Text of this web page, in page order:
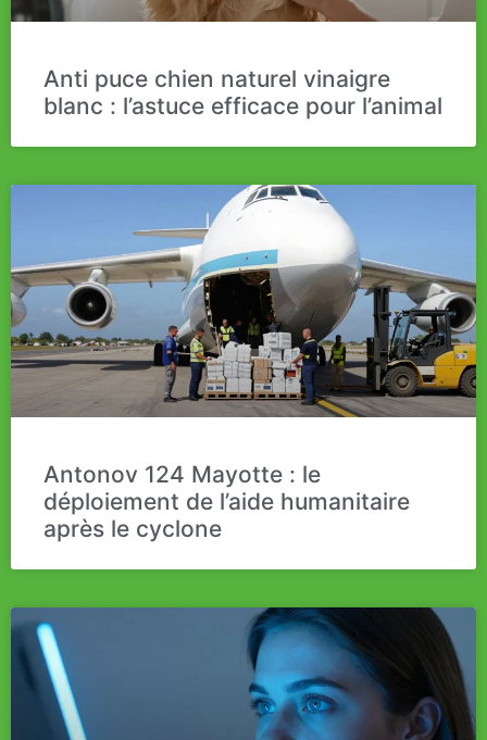
Anti puce chien naturel vinaigre
blanc : l’astuce efficace pour l’animal
Antonov 124 Mayotte : le
déploiement de l’aide humanitaire
après le cyclone